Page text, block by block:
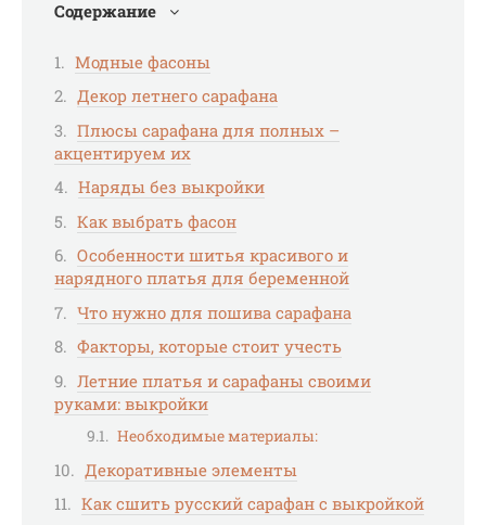
Содержание
Модные фасоны
Декор летнего сарафана
Плюсы сарафана для полных –
акцентируем их
Наряды без выкройки
Как выбрать фасон
Особенности шитья красивого и
нарядного платья для беременной
Что нужно для пошива сарафана
Факторы, которые стоит учесть
Летние платья и сарафаны своими
руками: выкройки
Необходимые материалы:
Декоративные элементы
Как сшить русский сарафан с выкройкой